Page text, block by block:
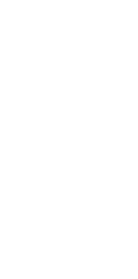
，如